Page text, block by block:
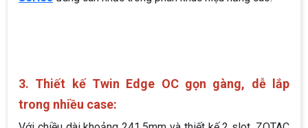
3. Thiết kế Twin Edge OC gọn gàng, dễ lắp
trong nhiều case: